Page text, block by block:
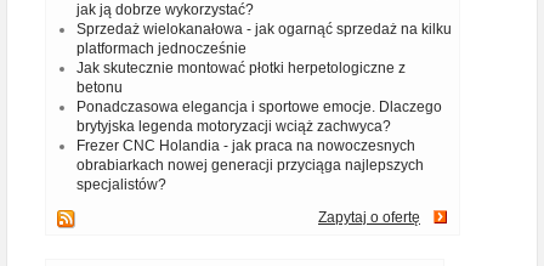
jak ją dobrze wykorzystać?
Sprzedaż wielokanałowa - jak ogarnąć sprzedaż na kilku
platformach jednocześnie
Jak skutecznie montować płotki herpetologiczne z
betonu
Ponadczasowa elegancja i sportowe emocje. Dlaczego
brytyjska legenda motoryzacji wciąż zachwyca?
Frezer CNC Holandia - jak praca na nowoczesnych
obrabiarkach nowej generacji przyciąga najlepszych
specjalistów?
Zapytaj o ofertę